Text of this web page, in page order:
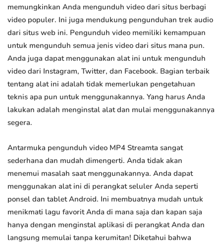
memungkinkan Anda mengunduh video dari situs berbagi
video populer. Ini juga mendukung pengunduhan trek audio
dari situs web ini. Pengunduh video memiliki kemampuan
untuk mengunduh semua jenis video dari situs mana pun.
Anda juga dapat menggunakan alat ini untuk mengunduh
video dari Instagram, Twitter, dan Facebook. Bagian terbaik
tentang alat ini adalah tidak memerlukan pengetahuan
teknis apa pun untuk menggunakannya. Yang harus Anda
lakukan adalah menginstal alat dan mulai menggunakannya
segera.
Antarmuka pengunduh video MP4 Streamta sangat
sederhana dan mudah dimengerti. Anda tidak akan
menemui masalah saat menggunakannya. Anda dapat
menggunakan alat ini di perangkat seluler Anda seperti
ponsel dan tablet Android. Ini membuatnya mudah untuk
menikmati lagu favorit Anda di mana saja dan kapan saja
hanya dengan menginstal aplikasi di perangkat Anda dan
langsung memulai tanpa kerumitan! Diketahui bahwa